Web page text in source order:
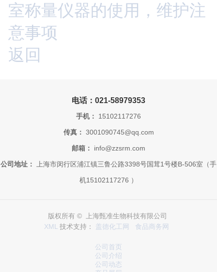
室称量仪器的使用，维护注
意事项
返回
电话：021-58979353
手机： 15102117276
传真： 3001090745@qq.com
邮箱： info@zzsrm.com
公司地址： 上海市闵行区浦江镇三鲁公路3398号国茸1号楼B-506室（手
机15102117276 ）
版权所有 © 上海甄准生物科技有限公司
XML 技术支持： 盖德化工网 食品商务网
公司首页
公司介绍
公司动态